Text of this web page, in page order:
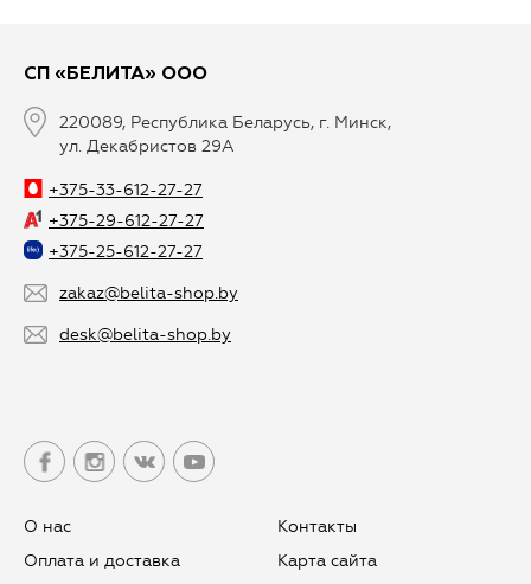
СП «БЕЛИТА» ООО
220089, Республика Беларусь, г. Минск,
ул. Декабристов 29А
+375-33-612-27-27
+375-29-612-27-27
+375-25-612-27-27
zakaz@belita-shop.by
desk@belita-shop.by
О нас
Оплата и доставка
Контакты
Карта сайта